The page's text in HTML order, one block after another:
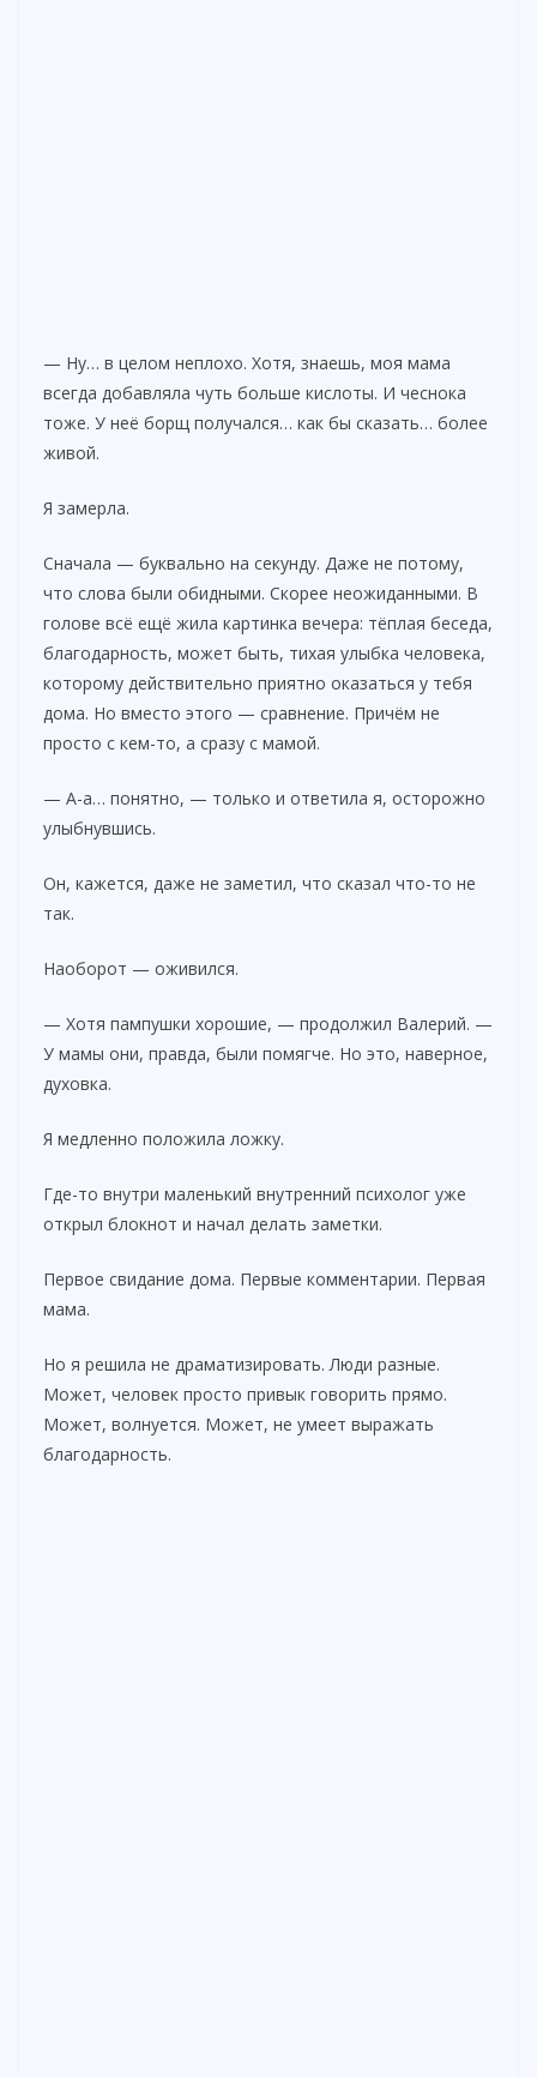
— Ну… в целом неплохо. Хотя, знаешь, моя мама
всегда добавляла чуть больше кислоты. И чеснока
тоже. У неё борщ получался… как бы сказать… более
живой.
Я замерла.
Сначала — буквально на секунду. Даже не потому,
что слова были обидными. Скорее неожиданными. В
голове всё ещё жила картинка вечера: тёплая беседа,
благодарность, может быть, тихая улыбка человека,
которому действительно приятно оказаться у тебя
дома. Но вместо этого — сравнение. Причём не
просто с кем-то, а сразу с мамой.
— А-а… понятно, — только и ответила я, осторожно
улыбнувшись.
Он, кажется, даже не заметил, что сказал что-то не
так.
Наоборот — оживился.
— Хотя пампушки хорошие, — продолжил Валерий. —
У мамы они, правда, были помягче. Но это, наверное,
духовка.
Я медленно положила ложку.
Где-то внутри маленький внутренний психолог уже
открыл блокнот и начал делать заметки.
Первое свидание дома. Первые комментарии. Первая
мама.
Но я решила не драматизировать. Люди разные.
Может, человек просто привык говорить прямо.
Может, волнуется. Может, не умеет выражать
благодарность.